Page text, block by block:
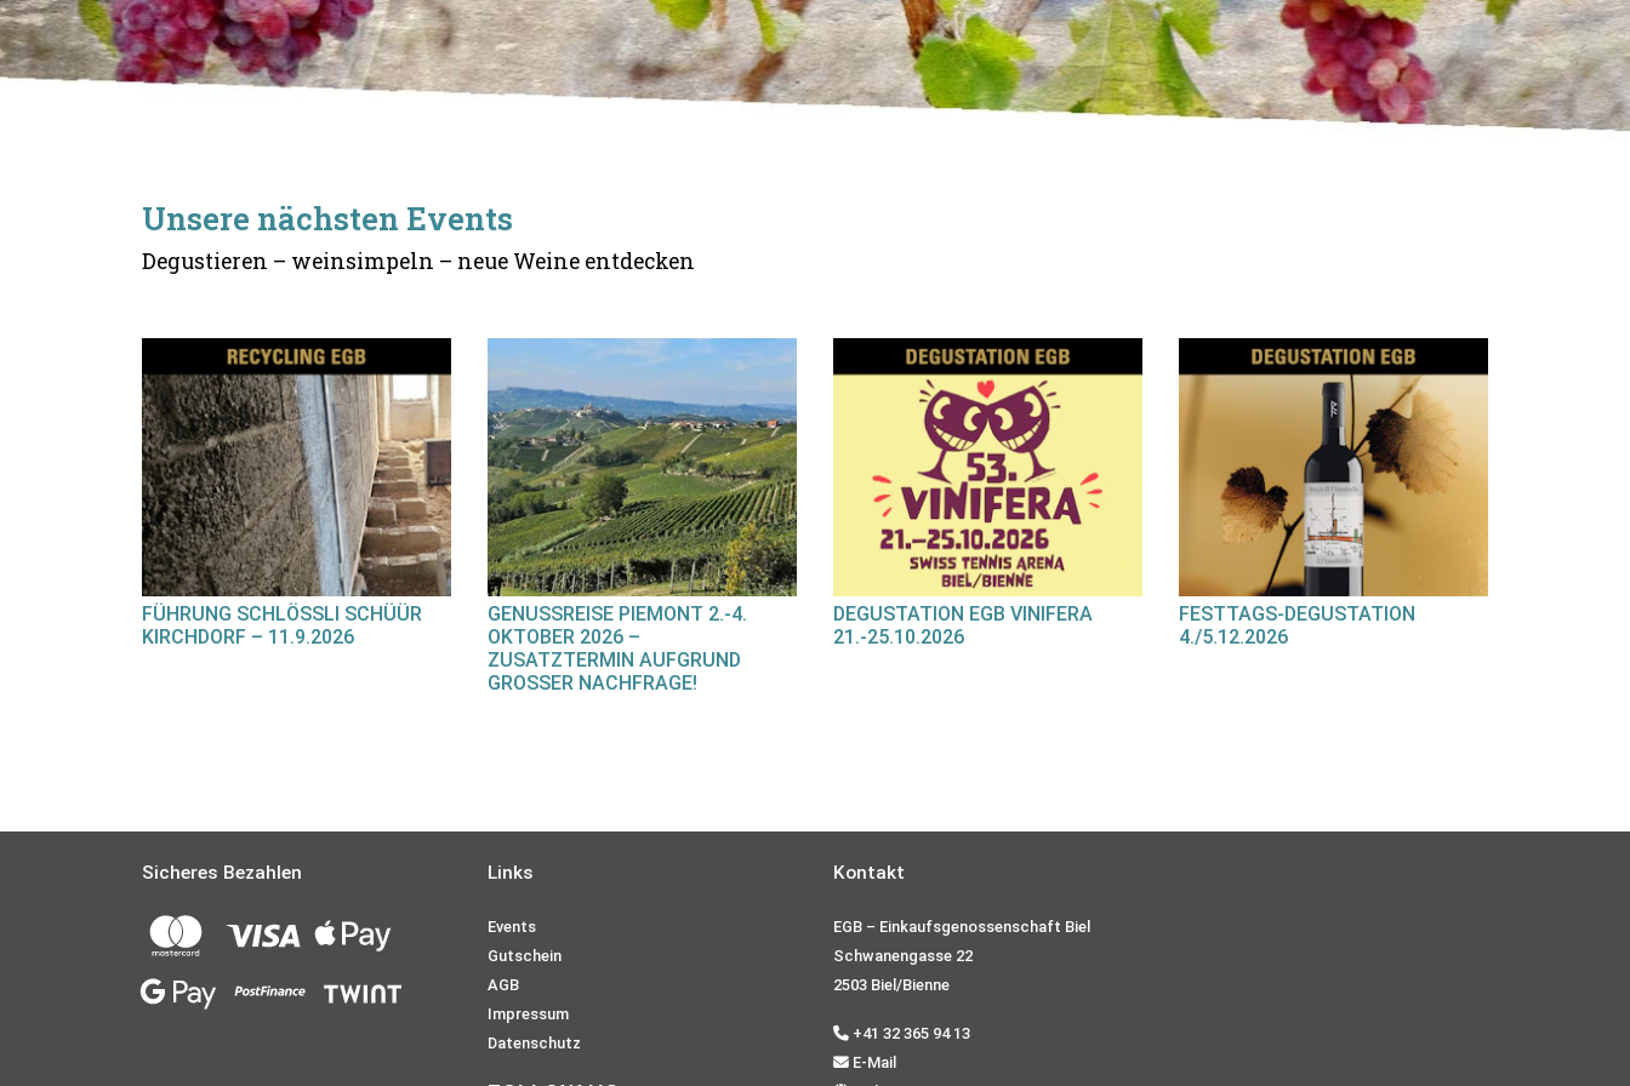
Unsere nächsten Events
Degustieren – weinsimpeln – neue Weine entdecken
FÜHRUNG SCHLÖSSLI SCHÜÜR
KIRCHDORF – 11.9.2026
GENUSSREISE PIEMONT 2.-4.
OKTOBER 2026 –
ZUSATZTERMIN AUFGRUND
GROSSER NACHFRAGE!
DEGUSTATION EGB VINIFERA
21.-25.10.2026
FESTTAGS-DEGUSTATION
4./5.12.2026
Sicheres Bezahlen Links
Events
Gutschein
AGB
Impressum
Datenschutz
Kontakt
EGB – Einkaufsgenossenschaft Biel
Schwanengasse 22
2503 Biel/Bienne
+41 32 365 94 13
E-Mail